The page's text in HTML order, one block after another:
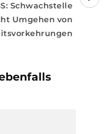
Schwachstelle
Umgehen von